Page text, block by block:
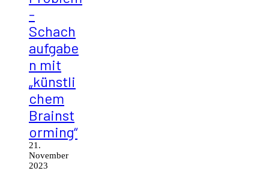
-
Schach
aufgabe
n mit
„künstli
chem
Brainst
orming“
21.
November
2023